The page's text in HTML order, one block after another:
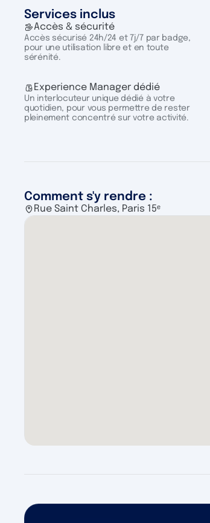
Services inclus
Accès & sécurité
Accès sécurisé 24h/24 et 7j/7 par badge,
pour une utilisation libre et en toute
sérénité.
Experience Manager dédié
Un interlocuteur unique dédié à votre
quotidien, pour vous permettre de rester
pleinement concentré sur votre activité.
Comment s'y rendre :
Rue Saint Charles, Paris 15ᵉ